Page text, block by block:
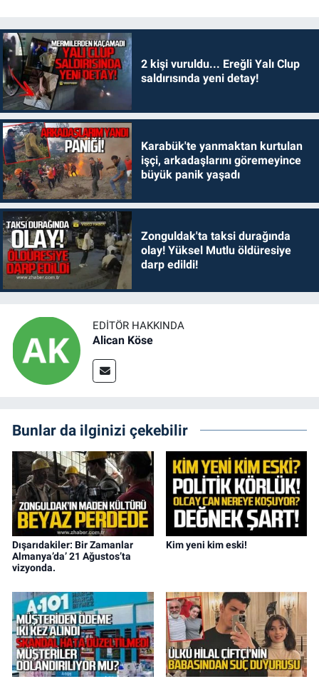
2 kişi vuruldu... Ereğli Yalı Clup
saldırısında yeni detay!
Karabük'te yanmaktan kurtulan
işçi, arkadaşlarını göremeyince
büyük panik yaşadı
Zonguldak'ta taksi durağında
olay! Yüksel Mutlu öldüresiye
darp edildi!
EDITÖR HAKKINDA
Alican Köse
Bunlar da ilginizi çekebilir
Dışarıdakiler: Bir Zamanlar
Almanya’da’ 21 Ağustos’ta
vizyonda.
Kim yeni kim eski!